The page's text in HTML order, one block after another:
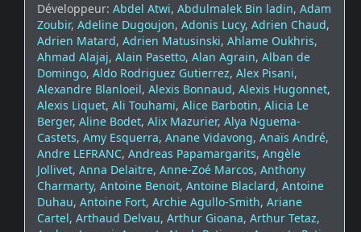
Développeur: Abdel Atwi, Abdulmalek Bin ladin, Adam
Zoubir, Adeline Dugoujon, Adonis Lucy, Adrien Chaud,
Adrien Matard, Adrien Matusinski, Ahlame Oukhris,
Ahmad Alajaj, Alain Pasetto, Alan Agrain, Alban de
Domingo, Aldo Rodriguez Gutierrez, Alex Pisani,
Alexandre Blanloeil, Alexis Bonnaud, Alexis Hugonnet,
Alexis Liquet, Ali Touhami, Alice Barbotin, Alicia Le
Berger, Aline Bodet, Alix Mazurier, Alya Nguema-
Castets, Amy Esquerra, Anane Vidavong, Anaïs André,
Andre LEFRANC, Andreas Papamargarits, Angèle
Jollivet, Anna Delaitre, Anne-Zoé Marcos, Anthony
Charmarty, Antoine Benoit, Antoine Blaclard, Antoine
Duhau, Antoine Fort, Archie Agullo-Smith, Ariane
Cartel, Arthaud Delvau, Arthur Gioana, Arthur Tetaz,